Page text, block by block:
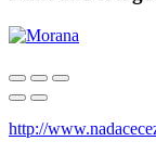
http://